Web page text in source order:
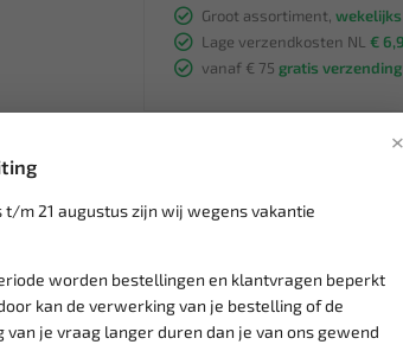
×
t/m 21 augustus zijn wij wegens vakantie
worden bestellingen en klantvragen beperkt
kan de verwerking van je bestelling of de
van je vraag langer duren dan je van ons gewend
Groot assortiment,
Lage verzendkosten NL €
vanaf € 75 gratis verzending
SALE!